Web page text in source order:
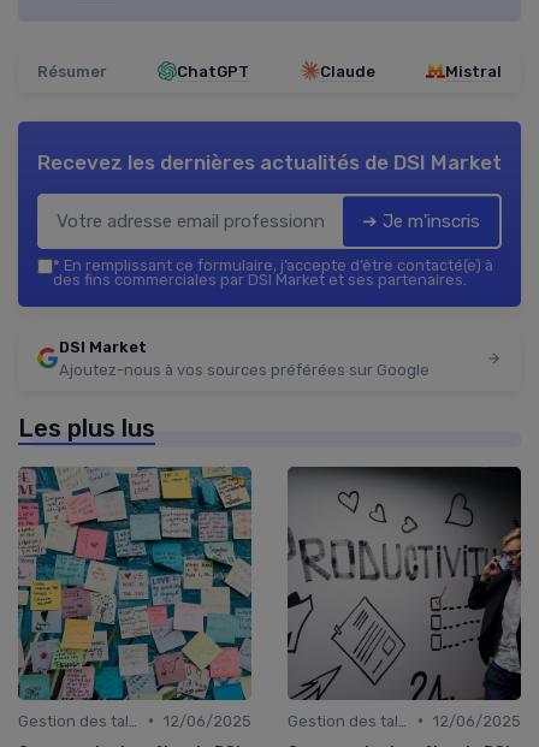
Résumer ChatGPT Claude Mistral
Recevez les dernières actualités de DSI Market
➔ Je m'inscris
* En remplissant ce formulaire, j’accepte d’être contacté(e) à
des fins commerciales par DSI Market et ses partenaires.
DSI Market
Ajoutez-nous à vos sources préférées sur Google
Les plus lus
• 12/06/2025
• 12/06/2025